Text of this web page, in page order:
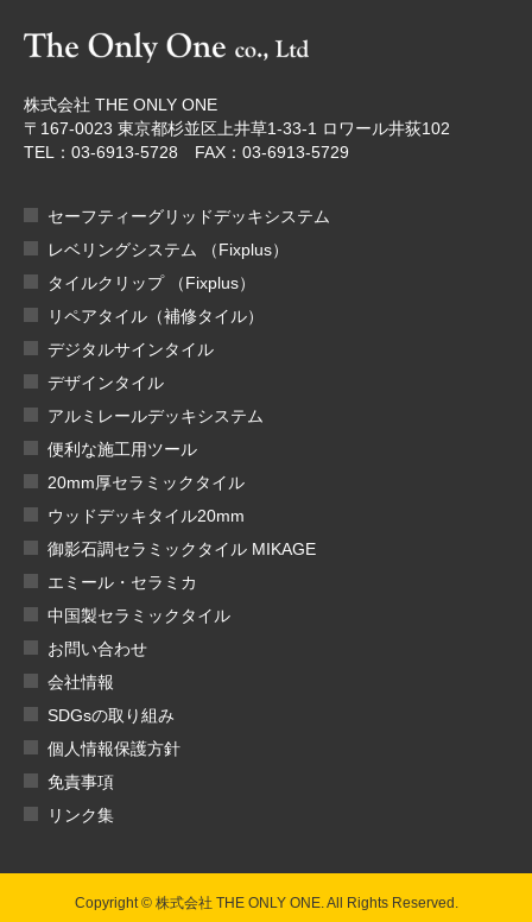
株式会社 THE ONLY ONE
〒167-0023 東京都杉並区上井草1-33-1 ロワール井荻102
TEL：03-6913-5728 FAX：03-6913-5729
セーフティーグリッドデッキシステム
レベリングシステム （Fixplus）
タイルクリップ （Fixplus）
リペアタイル（補修タイル）
デジタルサインタイル
デザインタイル
アルミレールデッキシステム
便利な施工用ツール
20mm厚セラミックタイル
ウッドデッキタイル20mm
御影石調セラミックタイル MIKAGE
エミール・セラミカ
中国製セラミックタイル
お問い合わせ
会社情報
SDGsの取り組み
個人情報保護方針
免責事項
リンク集
Copyright © 株式会社 THE ONLY ONE. All Rights Reserved.